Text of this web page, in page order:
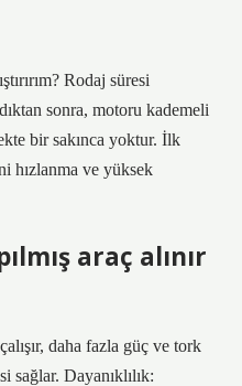
Rodaj süresi
sonra, motoru kademeli
bir sakınca yoktur. İlk
hızlanma ve yüksek
araç alınır
daha fazla güç ve tork
sağlar. Dayanıklılık: